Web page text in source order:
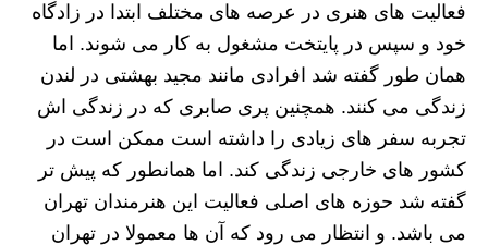
فعالیت های هنری در عرصه های مختلف ابتدا در زادگاه
خود و سپس در پایتخت مشغول به کار می شوند. اما
همان طور گفته شد افرادی مانند مجید بهشتی در لندن
زندگی می کنند. همچنین پری صابری که در زندگی اش
تجربه سفر های زیادی را داشته است ممکن است در
کشور های خارجی زندگی کند. اما همانطور که پیش تر
گفته شد حوزه های اصلی فعالیت این هنرمندان تهران
می باشد. و انتظار می رود که آن ها معمولا در تهران